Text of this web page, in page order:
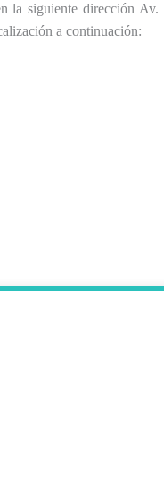
la siguiente dirección Av.
a continuación: